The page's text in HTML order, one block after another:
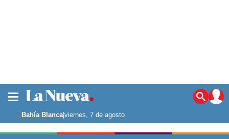
Noticias
La ciudad
Punta Alta
Bahía Blanca|viernes, 7 de agosto